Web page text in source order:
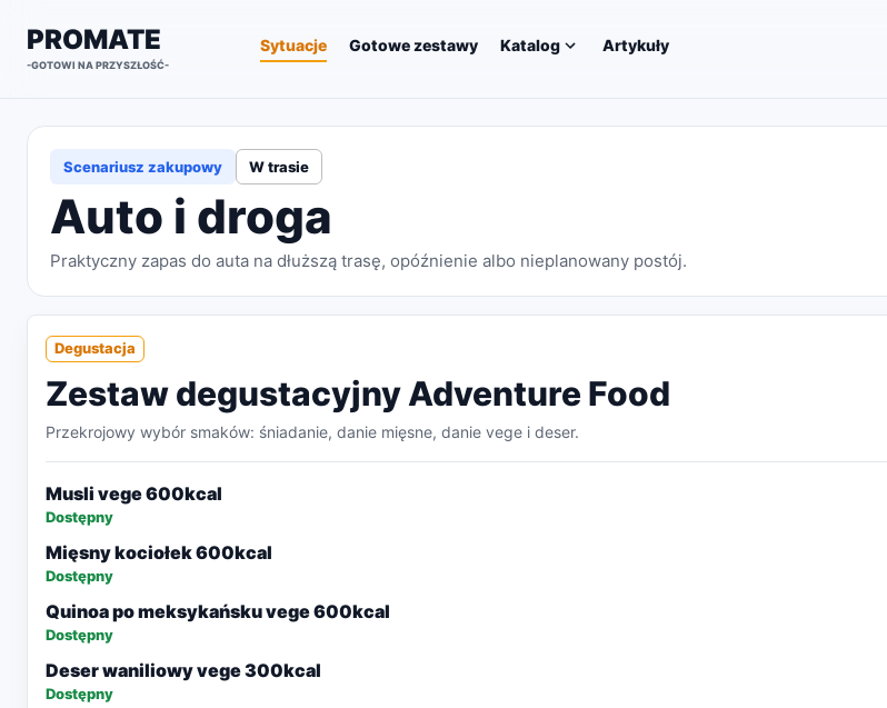
PROMATE
-GOTOWI NA PRZYSZŁOŚĆ-
Sytuacje Gotowe zestawy Katalog Artykuły
Scenariusz zakupowy W trasie
Auto i droga
Praktyczny zapas do auta na dłuższą trasę, opóźnienie albo nieplanowany postój.
Degustacja
Zestaw degustacyjny Adventure Food
Przekrojowy wybór smaków: śniadanie, danie mięsne, danie vege i deser.
Musli vege 600kcal
Dostępny
Mięsny kociołek 600kcal
Dostępny
Quinoa po meksykańsku vege 600kcal
Dostępny
Deser waniliowy vege 300kcal
Dostępny